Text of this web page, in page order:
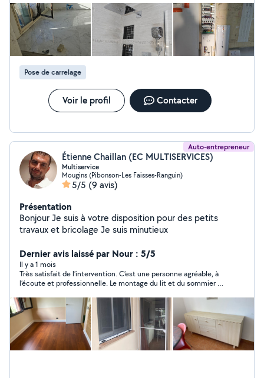
Pose de carrelage
Voir le profil Contacter
Auto-entrepreneur
Étienne Chaillan (EC MULTISERVICES)
Multiservice
Mougins (Pibonson-Les Faisses-Ranguin)
5/5 (9 avis)
Présentation
Bonjour Je suis à votre disposition pour des petits
travaux et bricolage Je suis minutieux
Dernier avis laissé par Nour : 5/5
Il y a 1 mois
Très satisfait de l’intervention. C’est une personne agréable, à
l’écoute et professionnelle. Le montage du lit et du sommier a
et conforme à mes attentes. Je recommande sans hésitation.
Merci encore pour votre aide !